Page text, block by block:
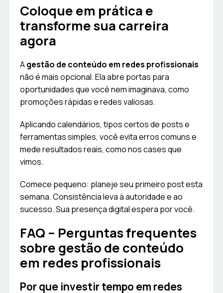
Coloque em prática e
transforme sua carreira
agora
Agestão de conteúdo em redes profissionais
não é mais opcional. Ela abre portas para
oportunidades que você nem imaginava, como
promoções rápidas e redes valiosas.
Aplicando calendários, tipos certos de posts e
ferramentas simples, você evita erros comuns e
mede resultados reais, como nos cases que
vimos.
Comece pequeno: planeje seu primeiro post esta
semana. Consistência leva à autoridade e ao
sucesso. Sua presença digital espera por você.
FAQ – Perguntas frequentes
sobre gestão de conteúdo
em redes profissionais
Por que investir tempo em redes